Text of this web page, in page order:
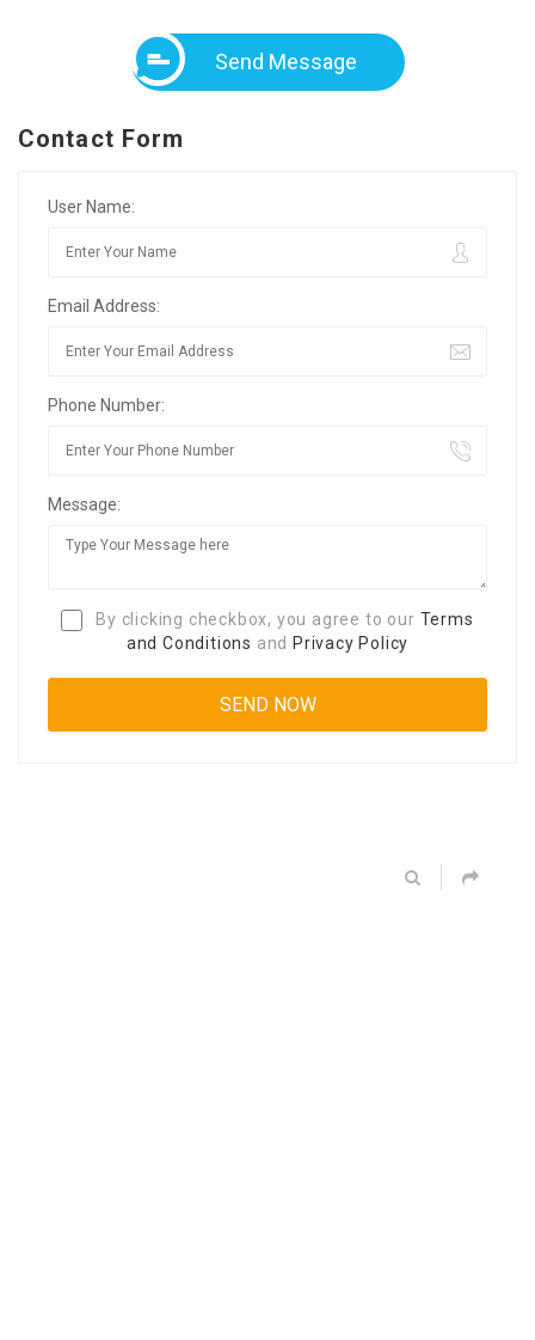
Send Message
Contact Form
User Name:
Email Address:
Phone Number:
Message:
By clicking checkbox, you agree to our Terms
and Conditions and Privacy Policy